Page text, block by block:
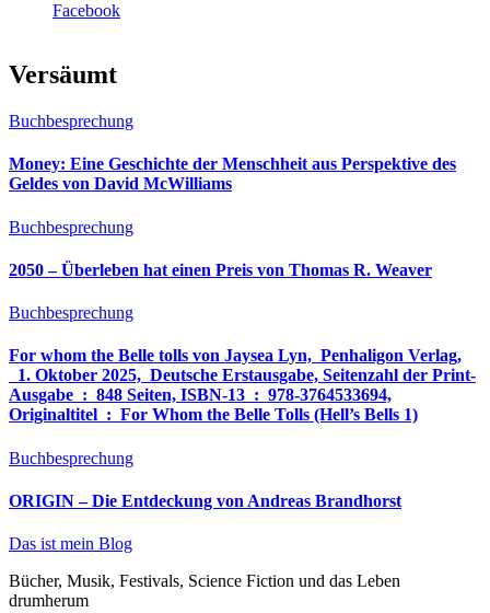
Facebook
Versäumt
Buchbesprechung
Money: Eine Geschichte der Menschheit aus Perspektive des
Geldes von David McWilliams
Buchbesprechung
2050 – Überleben hat einen Preis von Thomas R. Weaver
Buchbesprechung
For whom the Belle tolls von Jaysea Lyn, ‎ Penhaligon Verlag,
‎ 1. Oktober 2025, ‎ Deutsche Erstausgabe, Seitenzahl der Print-
Ausgabe ‏ : ‎ 848 Seiten, ISBN-13 ‏ : ‎ 978-3764533694,
Originaltitel ‏ : ‎ For Whom the Belle Tolls (Hell’s Bells 1)
Buchbesprechung
ORIGIN – Die Entdeckung von Andreas Brandhorst
Das ist mein Blog
Bücher, Musik, Festivals, Science Fiction und das Leben
drumherum